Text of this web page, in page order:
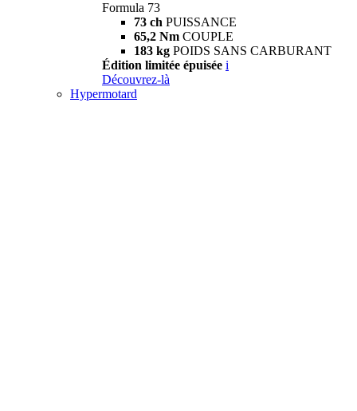
Formula 73
73 ch PUISSANCE
65,2 Nm COUPLE
183 kg POIDS SANS CARBURANT
Édition limitée épuisée i
Découvrez-là
Hypermotard